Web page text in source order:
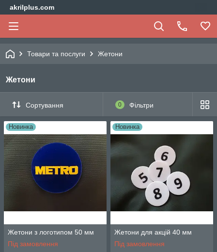
akrilplus.com
Товари та послуги Жетони
Жетони
Сортування 0 Фільтри
Новинка
Жетони з логотипом 50 мм
Під замовлення
Новинка
Жетони для акцій 40 мм
Під замовлення